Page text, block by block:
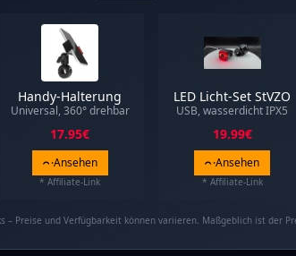
Handy-Halterung
Universal, 360° drehbar
17.95€
Ansehen
* Affiliate-Link
LED Licht-Set StVZO
USB, wasserdicht IPX5
19.99€
Ansehen
* Affiliate-Link
– Preise und Verfügbarkeit können variieren. Maßgeblich ist der